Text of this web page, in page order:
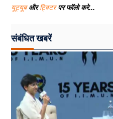
यूट्यूबऔरट्विटरपर फॉलो करे...
संबंधित खबरें